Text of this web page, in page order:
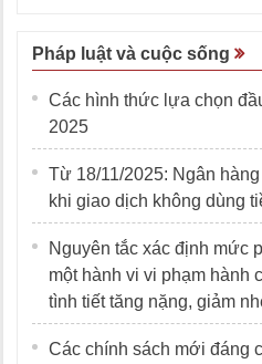
Pháp luật và cuộc sống
Các hình thức lựa chọn
2025
Từ 18/11/2025: Ngân
khi giao dịch không dùng
Nguyên tắc xác định mức
một hành vi vi phạm hành
tình tiết tăng nặng, giảm
Các chính sách mới đáng